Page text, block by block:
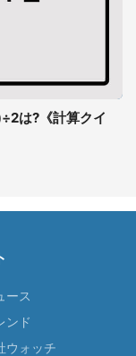
は?《計算クイ
ース
ンド
ウォッチ